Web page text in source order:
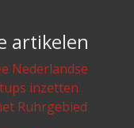
artikelen
Nederlandse
inzetten
Ruhrgebied